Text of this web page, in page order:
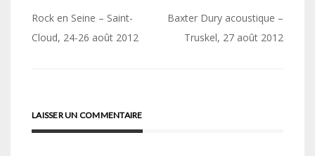
Navigation
de
Rock en Seine – Saint-
Cloud, 24-26 août 2012
Baxter Dury acoustique –
Truskel, 27 août 2012
LAISSER UN COMMENTAIRE